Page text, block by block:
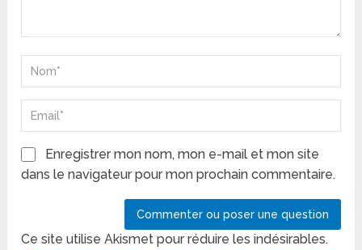
Enregistrer mon nom, mon e-mail et mon site
dans le navigateur pour mon prochain commentaire.
Ce site utilise Akismet pour réduire les indésirables.